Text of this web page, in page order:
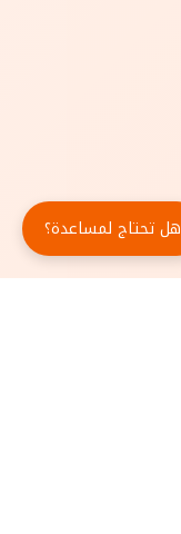
هل تحتاج لمساعدة؟